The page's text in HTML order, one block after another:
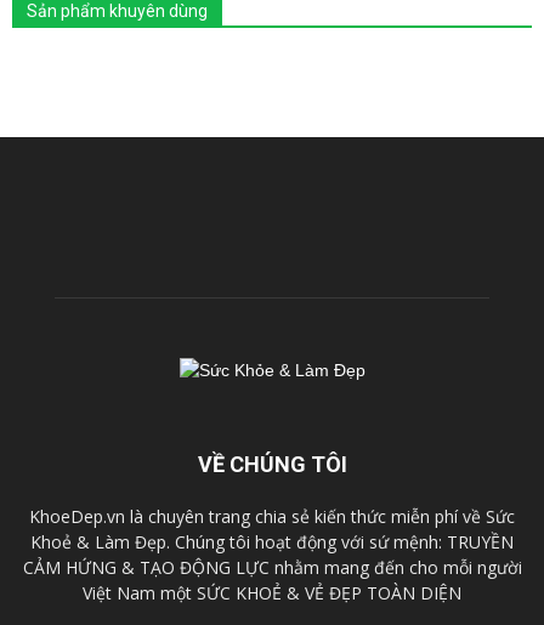
Sản phẩm khuyên dùng
VỀ CHÚNG TÔI
KhoeDep.vn là chuyên trang chia sẻ kiến thức miễn phí về Sức
Khoẻ & Làm Đẹp. Chúng tôi hoạt động với sứ mệnh: TRUYỀN
CẢM HỨNG & TẠO ĐỘNG LỰC nhằm mang đến cho mỗi người
Việt Nam một SỨC KHOẺ & VẺ ĐẸP TOÀN DIỆN